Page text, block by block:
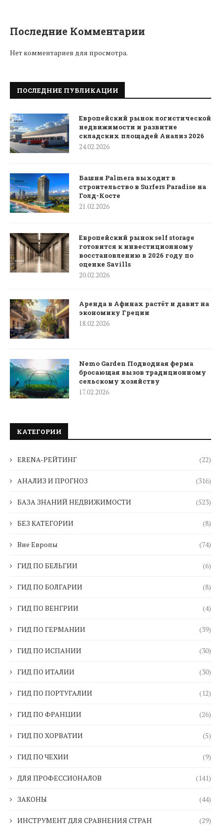
Последние Комментарии
Нет комментариев для просмотра.
ПОСЛЕДНИЕ ПУБЛИКАЦИИ
Европейский рынок логистической
недвижимости и развитие
складских площадей Анализ 2026
24.02.2026
Башня Palmera выходит в
строительство в Surfers Paradise на
Голд-Косте
21.02.2026
Европейский рынок self storage
готовится к инвестиционному
восстановлению в 2026 году по
оценке Savills
20.02.2026
Аренда в Афинах растёт и давит на
экономику Греции
18.02.2026
Nemo Garden Подводная ферма
бросающая вызов традиционному
сельскому хозяйству
17.02.2026
КАТЕГОРИИ
ERENA-РЕЙТИНГ (22)
АНАЛИЗ И ПРОГНОЗ (316)
БАЗА ЗНАНИЙ НЕДВИЖИМОСТИ (523)
БЕЗ КАТЕГОРИИ (8)
Вне Европы (74)
ГИД ПО БЕЛЬГИИ (6)
ГИД ПО БОЛГАРИИ (8)
ГИД ПО ВЕНГРИИ (4)
ГИД ПО ГЕРМАНИИ (39)
ГИД ПО ИСПАНИИ (30)
ГИД ПО ИТАЛИИ (30)
ГИД ПО ПОРТУГАЛИИ (12)
ГИД ПО ФРАНЦИИ (26)
ГИД ПО ХОРВАТИИ (5)
ГИД ПО ЧЕХИИ (9)
ДЛЯ ПРОФЕССИОНАЛОВ (141)
ЗАКОНЫ (44)
ИНСТРУМЕНТ ДЛЯ СРАВНЕНИЯ СТРАН (29)